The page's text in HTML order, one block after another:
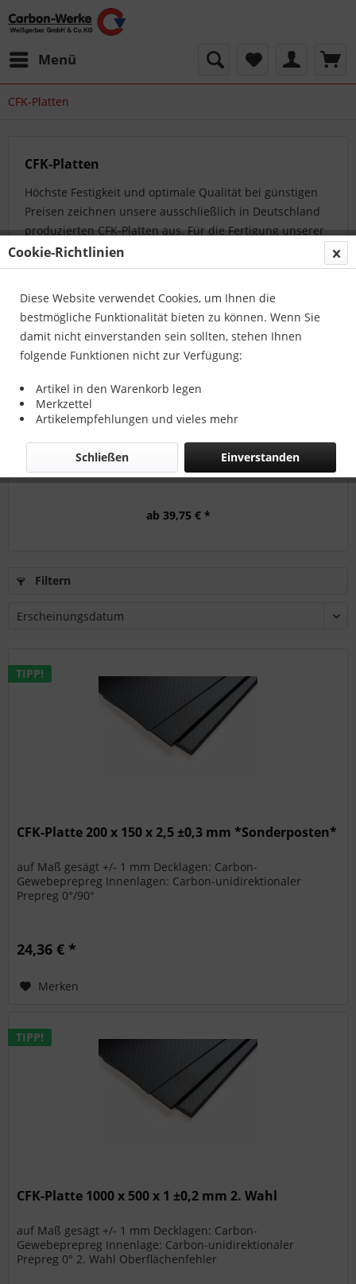
Menü
CFK-Platten
CFK-Platten
Höchste Festigkeit und optimale Qualität bei günstigen
Preisen zeichnen unsere ausschließlich in Deutschland
produzierten CFK-Platten aus. Für die Fertigung unserer
Platten werden überwiegend...
Topseller
CFK-Platte Stärke 3 mm
ab 39,75 € *
Filtern
TIPP!
CFK-Platte 200 x 150 x 2,5 ±0,3 mm *Sonderposten*
auf Maß gesägt +/- 1 mm Decklagen: Carbon-
Gewebeprepreg Innenlagen: Carbon-unidirektionaler
Prepreg 0°/90°
24,36 € *
Merken
TIPP!
CFK-Platte 1000 x 500 x 1 ±0,2 mm 2. Wahl
auf Maß gesägt +/- 1 mm Decklagen: Carbon-
Gewebeprepreg Innenlage: Carbon-unidirektionaler
Prepreg 0° 2. Wahl Oberflächenfehler
Cookie-Richtlinien
Diese Website verwendet Cookies, um Ihnen die
bestmögliche Funktionalität bieten zu können. Wenn Sie
damit nicht einverstanden sein sollten, stehen Ihnen
folgende Funktionen nicht zur Verfügung:
Artikel in den Warenkorb legen
Merkzettel
Artikelempfehlungen und vieles mehr
Einverstanden
Schließen